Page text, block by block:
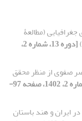
(مطالعۀ
[دوره 13، شماره 2،
صفوی از منظر محقق
[دوره 13، شماره 2، 1402، صفحه 97-
و هند باستان